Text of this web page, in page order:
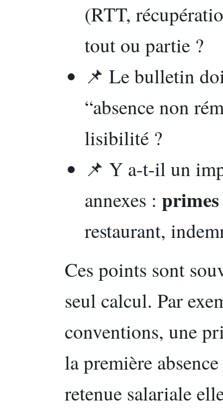
(RTT,
tout ou partie ?
📌 Le bulletin
“absence non
lisibilité ?
📌 Y a-t-il un
annexes : primes
restaurant,
Ces points sont
seul calcul. Par
conventions, une
la première
retenue salariale